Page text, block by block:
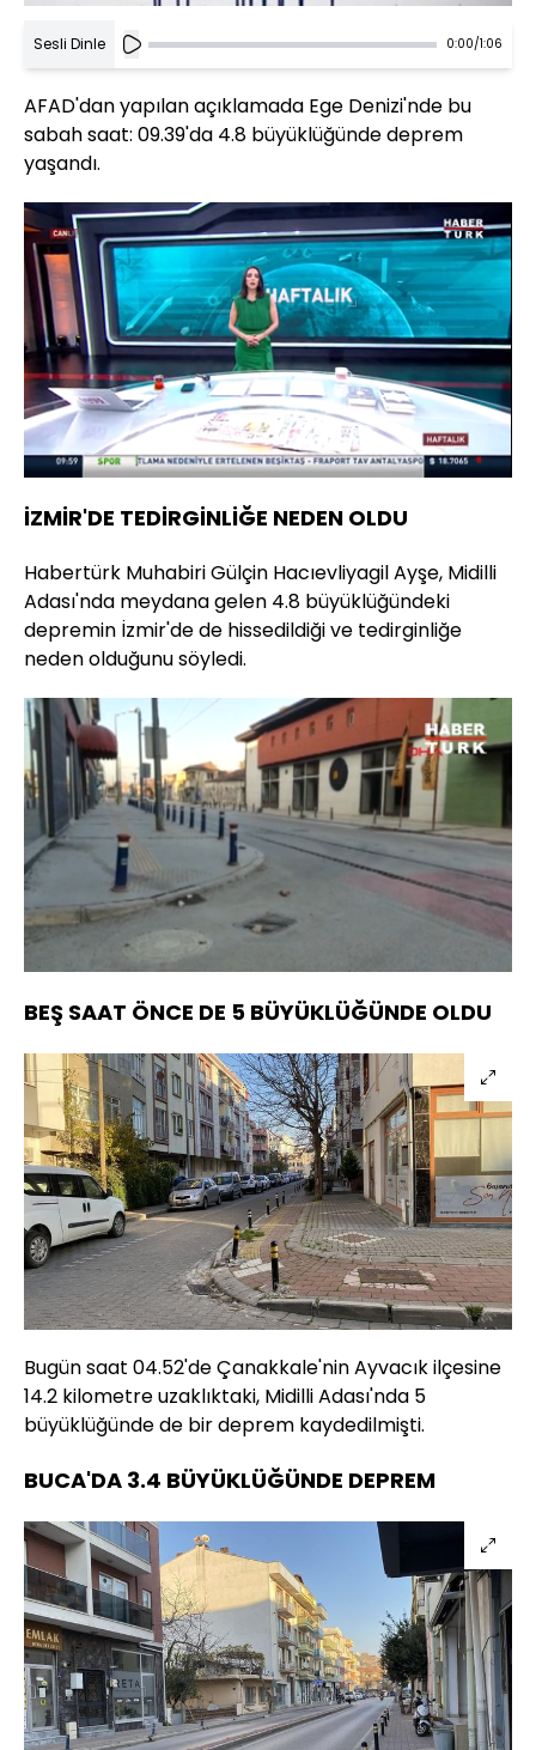
Sesli Dinle 0:00/1:06
AFAD'dan yapılan açıklamada Ege Denizi'nde bu
sabah saat: 09.39'da 4.8 büyüklüğünde deprem
yaşandı.
Sesi
Aç
Yüklendi:
38.82%
Oynatma
Hızı
İZMİR'DE TEDİRGİNLİĞE NEDEN OLDU
Habertürk Muhabiri Gülçin Hacıevliyagil Ayşe, Midilli
Adası'nda meydana gelen 4.8 büyüklüğündeki
depremin İzmir'de de hissedildiği ve tedirginliğe
neden olduğunu söyledi.
Sesi
Aç
Yüklendi
100.00%
Hızı
BEŞ SAAT ÖNCE DE 5 BÜYÜKLÜĞÜNDE OLDU
Bugün saat 04.52'de Çanakkale'nin Ayvacık ilçesine
14.2 kilometre uzaklıktaki, Midilli Adası'nda 5
büyüklüğünde de bir deprem kaydedilmişti.
BUCA'DA 3.4 BÜYÜKLÜĞÜNDE DEPREM